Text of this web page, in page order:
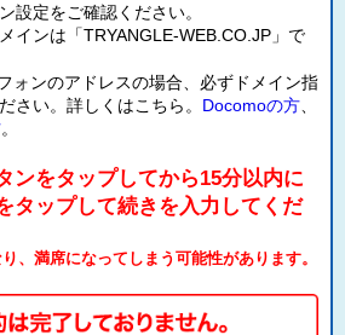
設定をご確認ください。
インは「TRYANGLE-WEB.CO.JP」で
ォンのアドレスの場合、必ずドメイン指
さい。詳しくはこちら。 Docomoの方
。
ンをタップしてから15分以内に
タップして続きを入力してくだ
、満席になってしまう可能性があります。